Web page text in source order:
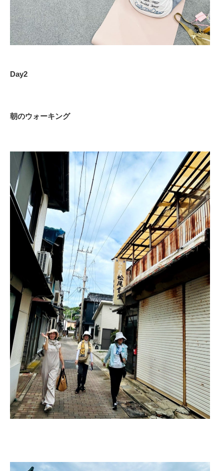
Day2
朝のウォーキング